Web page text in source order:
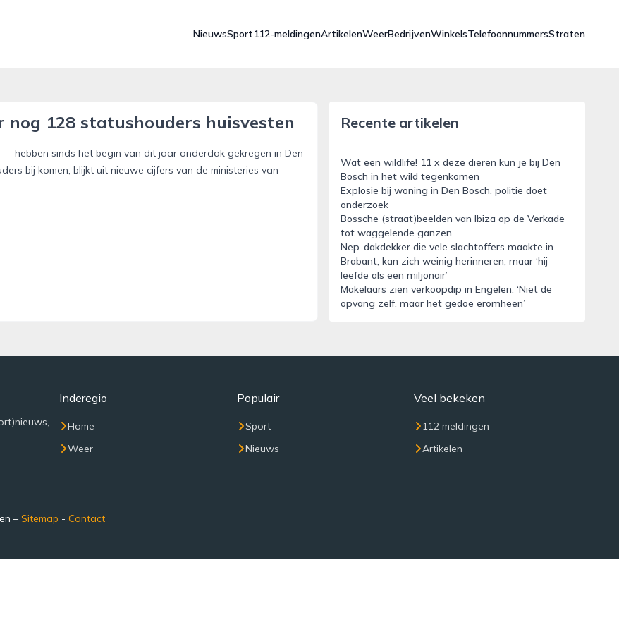
NieuwsSport112-meldingenArtikelenWeerBedrijvenWinkelsTelefoonnummersStraten
128 statushouders huisvesten
hebben sinds het begin van dit jaar onderdak gekregen in Den
bij komen, blijkt uit nieuwe cijfers van de ministeries van
Recente artikelen
Wat een wildlife! 11 x deze dieren kun je bij Den
Bosch in het wild tegenkomen
Explosie bij woning in Den Bosch, politie doet
onderzoek
Bossche (straat)beelden van Ibiza op de Verkade
tot waggelende ganzen
Nep-dakdekker die vele slachtoffers maakte in
Brabant, kan zich weinig herinneren, maar ‘hij
leefde als een miljonair’
Makelaars zien verkoopdip in Engelen: ‘Niet de
opvang zelf, maar het gedoe eromheen’
Inderegio
Home
Weer
Populair
Sport
Nieuws
Veel bekeken
112 meldingen
Artikelen
– Sitemap - Contact